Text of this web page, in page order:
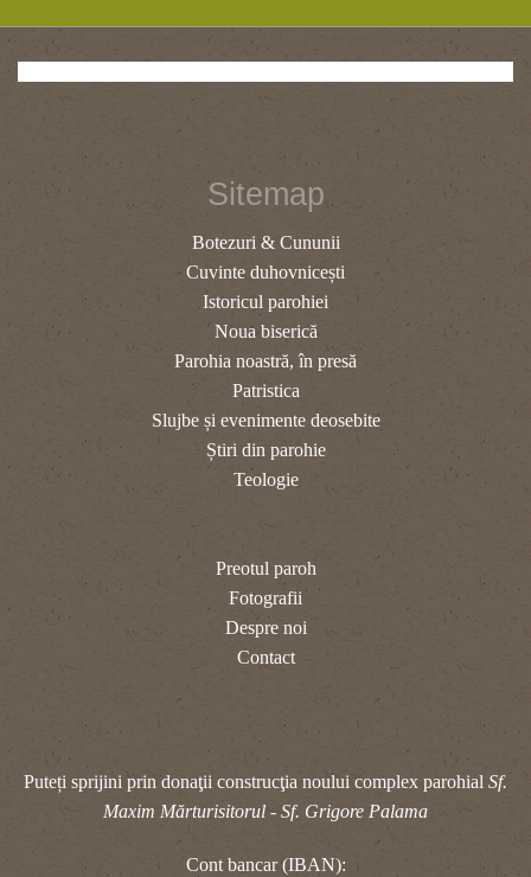
Sitemap
Botezuri & Cununii
Cuvinte duhovnicești
Istoricul parohiei
Noua biserică
Parohia noastră, în presă
Patristica
Slujbe și evenimente deosebite
Știri din parohie
Teologie
Preotul paroh
Fotografii
Despre noi
Contact
Puteți sprijini prin donaţii construcţia noului complex parohial Sf.
Maxim Mărturisitorul - Sf. Grigore Palama
Cont bancar (IBAN):